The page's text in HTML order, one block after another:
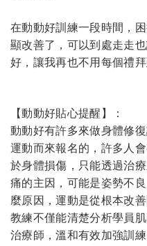
在動動好訓練一段時間，
顯改善了，可以到處走走
好，讓我再也不用每個禮
【動動好貼心提醒】：
動動好有許多來做身體修
運動而來報名的，許多人
於身體損傷，只能透過治
痛的主因，可能是姿勢不
麼原因，運動是從根本改
教練不僅能清楚分析學員
治療師，溫和有效加強訓